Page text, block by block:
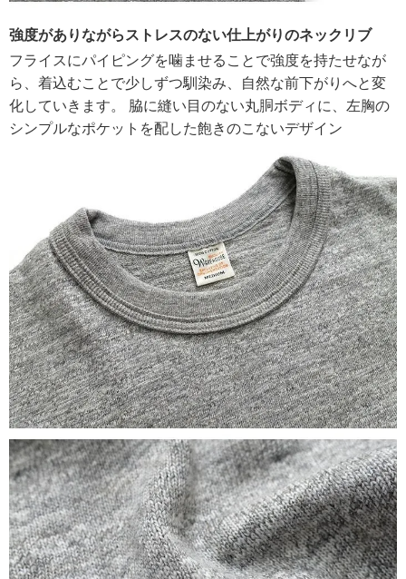
強度がありながらストレスのない仕上がりのネックリブ
フライスにパイピングを噛ませることで強度を持たせなが
ら、着込むことで少しずつ馴染み、自然な前下がりへと変
化していきます。 脇に縫い目のない丸胴ボディに、左胸の
シンプルなポケットを配した飽きのこないデザイン